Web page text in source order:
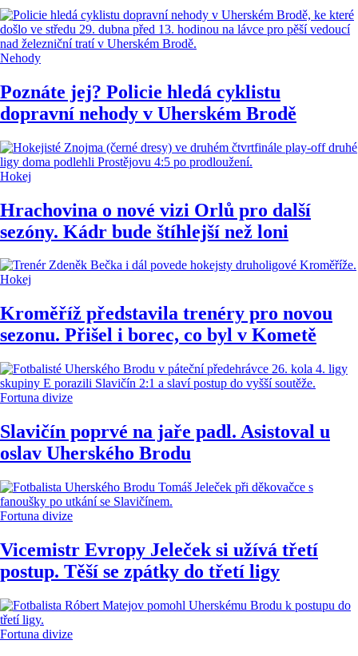
Nehody
Poznáte jej? Policie hledá cyklistu
dopravní nehody v Uherském Brodě
Hokej
Hrachovina o nové vizi Orlů pro další
sezóny. Kádr bude štíhlejší než loni
Hokej
Kroměříž představila trenéry pro novou
sezonu. Přišel i borec, co byl v Kometě
Fortuna divize
Slavičín poprvé na jaře padl. Asistoval u
oslav Uherského Brodu
Fortuna divize
Vicemistr Evropy Jeleček si užívá třetí
postup. Těší se zpátky do třetí ligy
Fortuna divize